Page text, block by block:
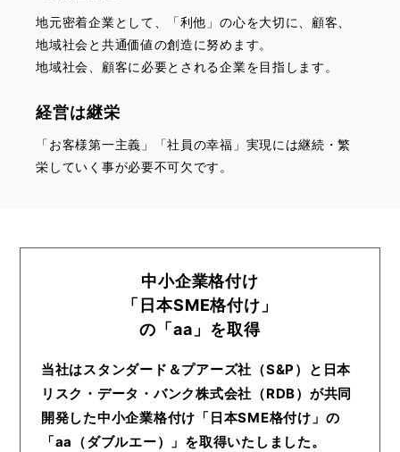
地元密着企業として、「利他」の心を大切に、顧客、
地域社会と共通価値の創造に努めます。
地域社会、顧客に必要とされる企業を目指します。
経営は継栄
「お客様第一主義」「社員の幸福」実現には継続・繁
栄していく事が必要不可欠です。
中小企業格付け
「日本SME格付け」
の「aa」を取得
当社はスタンダード＆プアーズ社（S&P）と日本
リスク・データ・バンク株式会社（RDB）が共同
開発した中小企業格付け「日本SME格付け」の
「aa（ダブルエー）」を取得いたしました。